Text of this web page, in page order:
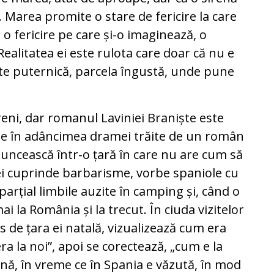
promite o stare de fericire la care
fericire pe care și-o imaginează, o
ei este rulota care doar că nu e
puternică, parcela îngustă, unde pune
dar romanul Laviniei Braniște este
în adâncimea dramei trăite de un român
într-o țară în care nu are cum să
cuprinde barbarisme, vorbe spaniole cu
limbile auzite în camping și, când o
la România și la trecut. În ciuda vizitelor
de țara ei natală, vizualizează cum era
la noi”, apoi se corectează, „cum e la
în vreme ce în Spania e văzută, în mod